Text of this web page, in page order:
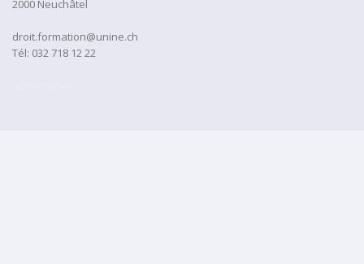
2000 Neuchâtel
droit.formation@unine.ch
Tél: 032 718 12 22